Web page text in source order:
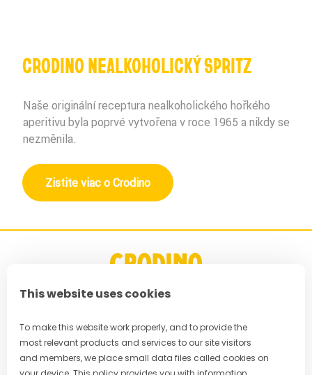
This website uses cookies
To make this website work properly, and to provide the
most relevant products and services to our site visitors
and members, we place small data files called cookies on
CRODINO NEALKOHOLICKÝ SPRITZ
Naše originální receptura nealkoholického hořkého
aperitivu byla poprvé vytvořena v roce 1965 a nikdy se
nezměnila.
Zistite viac o Crodino
Časté dotazy
Privacy Policy